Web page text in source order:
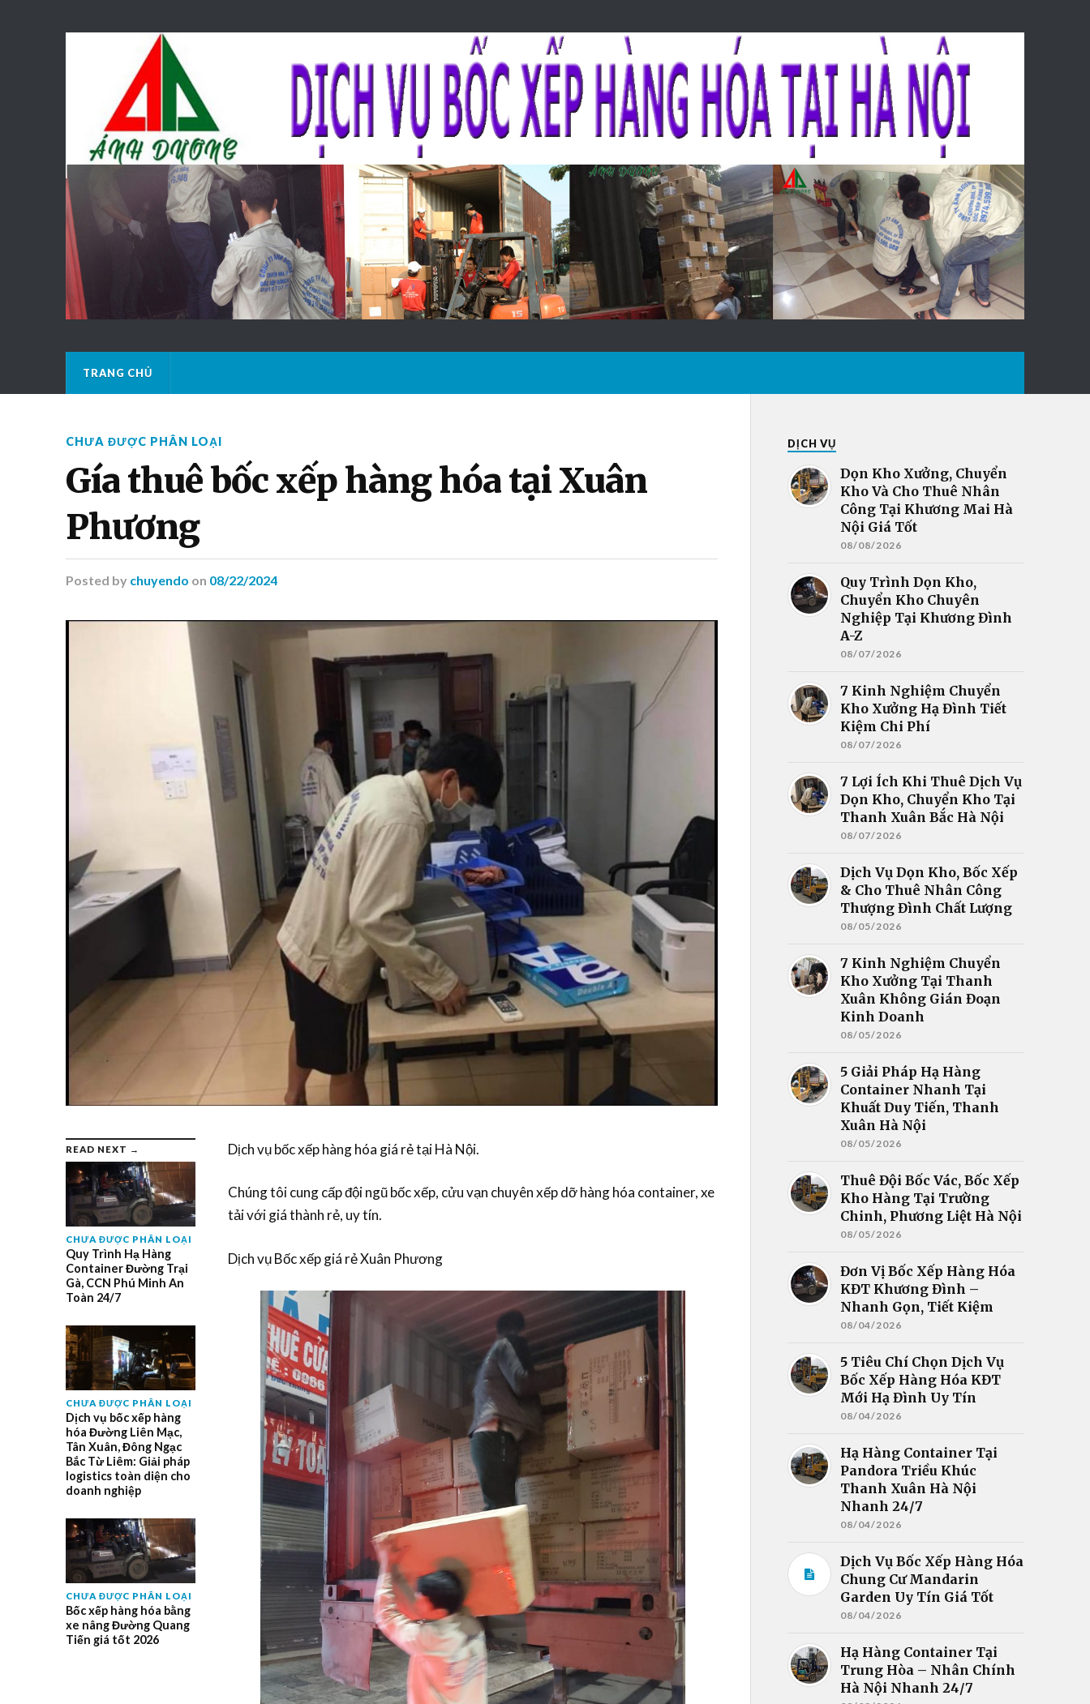
TRANG CHỦ
CHƯA ĐƯỢC PHÂN LOẠI
Gía thuê bốc xếp hàng hóa tại Xuân
Phương
Posted by chuyendo on 08/22/2024
READ NEXT →
CHƯA ĐƯỢC PHÂN LOẠI
Quy Trình Hạ Hàng
Container Đường Trại
Gà, CCN Phú Minh An
Toàn 24/7
CHƯA ĐƯỢC PHÂN LOẠI
Dịch vụ bốc xếp hàng
hóa Đường Liên Mạc,
Tân Xuân, Đông Ngạc
Bắc Từ Liêm: Giải pháp
logistics toàn diện cho
doanh nghiệp
CHƯA ĐƯỢC PHÂN LOẠI
Bốc xếp hàng hóa bằng
xe nâng Đường Quang
Tiến giá tốt 2026
Dịch vụ bốc xếp hàng hóa giá rẻ tại Hà Nội.
Chúng tôi cung cấp đội ngũ bốc xếp, cửu vạn chuyên xếp dỡ hàng hóa container, xe
tải với giá thành rẻ, uy tín.
Dịch vụ Bốc xếp giá rẻ Xuân Phương
DỊCH VỤ
Dọn Kho Xưởng, Chuyển
Kho Và Cho Thuê Nhân
Công Tại Khương Mai Hà
Nội Giá Tốt
08/08/2026
Quy Trình Dọn Kho,
Chuyển Kho Chuyên
Nghiệp Tại Khương Đình
A-Z
08/07/2026
7 Kinh Nghiệm Chuyển
Kho Xưởng Hạ Đình Tiết
Kiệm Chi Phí
08/07/2026
7 Lợi Ích Khi Thuê Dịch Vụ
Dọn Kho, Chuyển Kho Tại
Thanh Xuân Bắc Hà Nội
08/07/2026
Dịch Vụ Dọn Kho, Bốc Xếp
& Cho Thuê Nhân Công
Thượng Đình Chất Lượng
08/05/2026
7 Kinh Nghiệm Chuyển
Kho Xưởng Tại Thanh
Xuân Không Gián Đoạn
Kinh Doanh
08/05/2026
5 Giải Pháp Hạ Hàng
Container Nhanh Tại
Khuất Duy Tiến, Thanh
Xuân Hà Nội
08/05/2026
Thuê Đội Bốc Vác, Bốc Xếp
Kho Hàng Tại Trường
Chinh, Phương Liệt Hà Nội
08/05/2026
Đơn Vị Bốc Xếp Hàng Hóa
KĐT Khương Đình –
Nhanh Gọn, Tiết Kiệm
08/04/2026
5 Tiêu Chí Chọn Dịch Vụ
Bốc Xếp Hàng Hóa KĐT
Mới Hạ Đình Uy Tín
08/04/2026
Hạ Hàng Container Tại
Pandora Triều Khúc
Thanh Xuân Hà Nội
Nhanh 24/7
08/04/2026
Dịch Vụ Bốc Xếp Hàng Hóa
Chung Cư Mandarin
Garden Uy Tín Giá Tốt
08/04/2026
Hạ Hàng Container Tại
Trung Hòa – Nhân Chính
Hà Nội Nhanh 24/7